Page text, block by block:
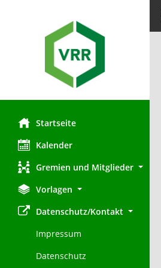
Startseite
Kalender
Gremien und Mitglieder
Vorlagen
Datenschutz/Kontakt
Impressum
Datenschutz